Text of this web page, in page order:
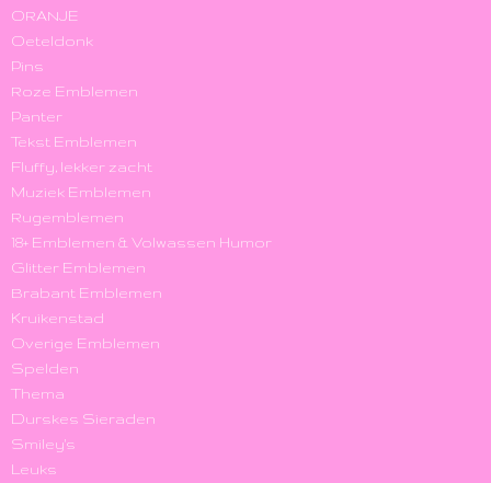
ORANJE
Oeteldonk
Pins
Roze Emblemen
Panter
Tekst Emblemen
Fluffy, lekker zacht
Muziek Emblemen
Rugemblemen
18+ Emblemen & Volwassen Humor
Glitter Emblemen
Brabant Emblemen
Kruikenstad
Overige Emblemen
Spelden
Thema
Durskes Sieraden
Smiley's
Leuks